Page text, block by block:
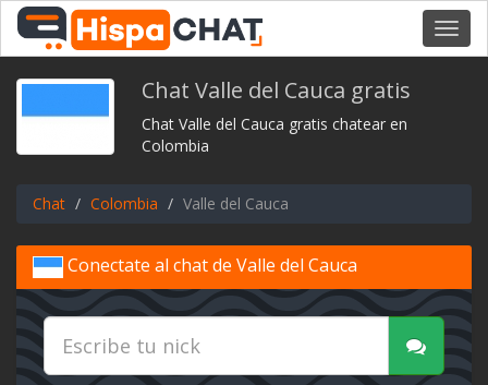
Chat Valle del Cauca gratis
Chat Valle del Cauca gratis chatear en
Colombia
Chat Colombia Valle del Cauca
Conectate al chat de Valle del Cauca